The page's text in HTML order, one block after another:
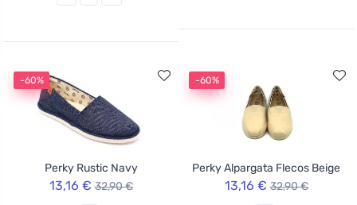
-60%
Perky Rustic Navy
13,16 € 32,90 €
-60%
Perky Alpargata Flecos Beige
13,16 € 32,90 €